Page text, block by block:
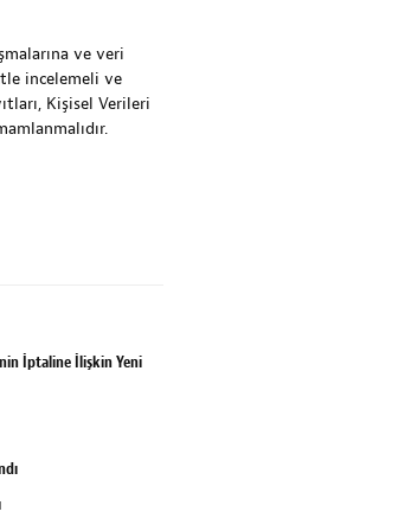
ve veri
incelemeli ve
Kişisel Verileri
İptaline İlişkin Yeni